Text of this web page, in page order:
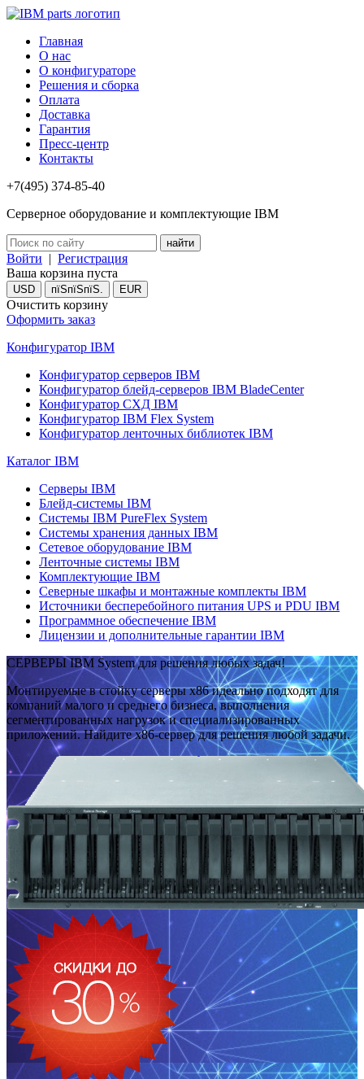
Главная
О нас
О конфигураторе
Решения и сборка
Оплата
Доставка
Гарантия
Пресс-центр
Контакты
+7(495) 374-85-40
Серверное оборудование и комплектующие IBM
Войти | Регистрация
Ваша корзина пуста
USD пїЅпїЅпїЅ. EUR
Очистить корзину
Оформить заказ
Конфигуратор IBM
Конфигуратор серверов IBM
Конфигуратор блейд-серверов IBM BladeCenter
Конфигуратор СХД IBM
Конфигуратор IBM Flex System
Конфигуратор ленточных библиотек IBM
Каталог IBM
Серверы IBM
Блейд-системы IBM
Системы IBM PureFlex System
Системы хранения данных IBM
Сетевое оборудование IBM
Ленточные системы IBM
Комплектующие IBM
Северные шкафы и монтажные комплекты IBM
Источники бесперебойного питания UPS и PDU IBM
Программное обеспечение IBM
Лицензии и дополнительные гарантии IBM
СЕРВЕРЫ IBM System для решения любых задач!
Монтируемые в стойку серверы x86 идеально подходят для
компаний малого и среднего бизнеса, выполнения
сегментированных нагрузок и специализированных
приложений. Найдите x86-сервер для решения любой задачи.